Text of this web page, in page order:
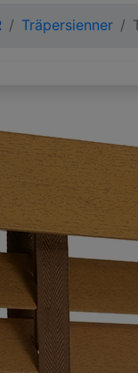
Träpersienner